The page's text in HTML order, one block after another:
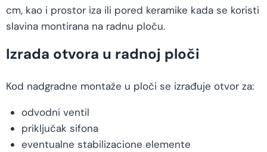
cm, kao i prostor iza ili pored keramike kada se koristi
slavina montirana na radnu ploču.
Izrada otvora u radnoj ploči
Kod nadgradne montaže u ploči se izrađuje otvor za:
odvodni ventil
priključak sifona
eventualne stabilizacione elemente